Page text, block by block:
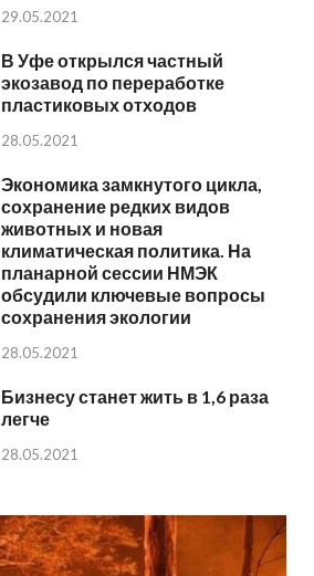
29.05.2021
В Уфе открылся частный
экозавод по переработке
пластиковых отходов
28.05.2021
Экономика замкнутого цикла,
сохранение редких видов
животных и новая
климатическая политика. На
планарной сессии НМЭК
обсудили ключевые вопросы
сохранения экологии
28.05.2021
Бизнесу станет жить в 1,6 раза
легче
28.05.2021